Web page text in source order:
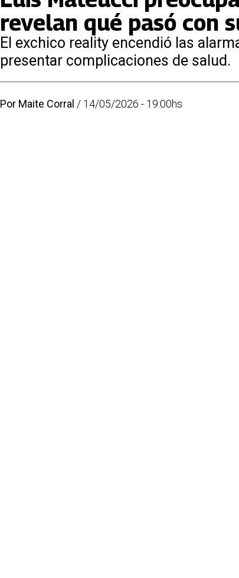
revelan qué pasó con
El exchico reality encendió las
presentar complicaciones de salud.
Por Maite Corral / 14/05/2026 - 19:00hs